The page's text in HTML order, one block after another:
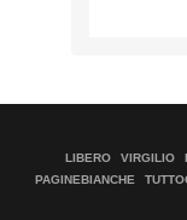
LIBERO VIRGILIO
PAGINEBIANCHE